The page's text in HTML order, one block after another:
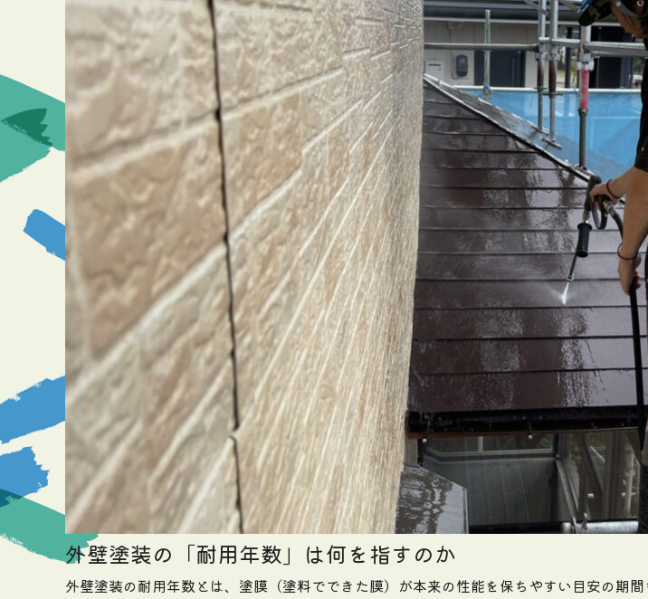
外壁塗装の「耐用年数」は何を指すのか
外壁塗装の耐用年数とは、塗膜（塗料でできた膜）が本来の性能を保ちやすい目安の期